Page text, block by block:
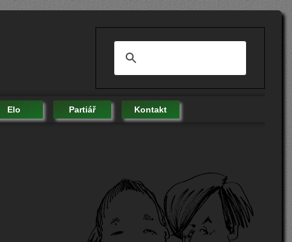
Elo Partiář Kontakt